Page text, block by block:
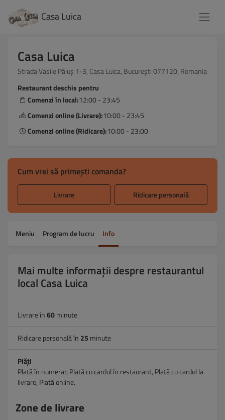
Casa Luica
Casa Luica
Strada Vasile Păiuș 1-3, Casa Luica, București 077120, Romania
Restaurant deschis pentru
Comenzi în local:12:00 - 23:45
Comenzi online (Livrare):10:00 - 23:45
Comenzi online (Ridicare):10:00 - 23:00
Cum vrei să primești comanda?
Livrare Ridicare personală
Meniu Program de lucru Info
Mai multe informații despre restaurantul
local Casa Luica
Livrare în60minute
Ridicare personală în 25 minute
Plăți
Plată în numerar, Plată cu cardul în restaurant, Plată cu cardul la
livrare, Plată online.
Zone de livrare